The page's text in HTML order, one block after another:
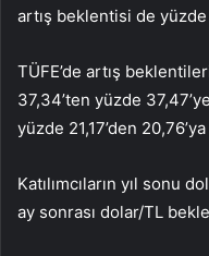
artış beklentisi de yüzde
TÜFE’de artış
37,34’ten yüzde
yüzde 21,17’den
Katılımcıların yıl sonu
ay sonrası dolar/TL